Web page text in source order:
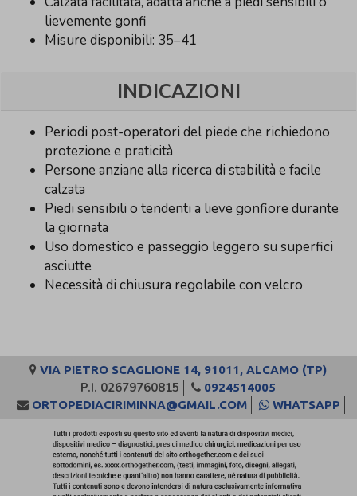
lievemente gonfi
Misure disponibili: 35–41
INDICAZIONI
Periodi post-operatori del piede che richiedono
protezione e praticità
Persone anziane alla ricerca di stabilità e facile
calzata
Piedi sensibili o tendenti a lieve gonfiore durante
la giornata
Uso domestico e passeggio leggero su superfici
asciutte
Necessità di chiusura regolabile con velcro
VIA PIETRO SCAGLIONE 14, 91011, ALCAMO (TP)
P.I. 02679760815
0924514005
ORTOPEDIACIRIMINNA@GMAIL.COM
WHATSAPP